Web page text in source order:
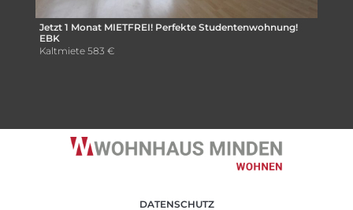
Jetzt 1 Monat MIETFREI! Perfekte Studentenwohnung!
EBK
Kaltmiete 583 €
DATENSCHUTZ